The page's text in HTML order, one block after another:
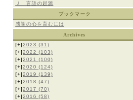
Ｊ 言語の起源
ブックマーク
感謝の心を育むには
Archives
[+]2023 (31)
[+]2022 (103)
[+]2021 (100)
[+]2020 (124)
[+]2019 (139)
[+]2018 (47)
[+]2017 (70)
[+]2016 (58)